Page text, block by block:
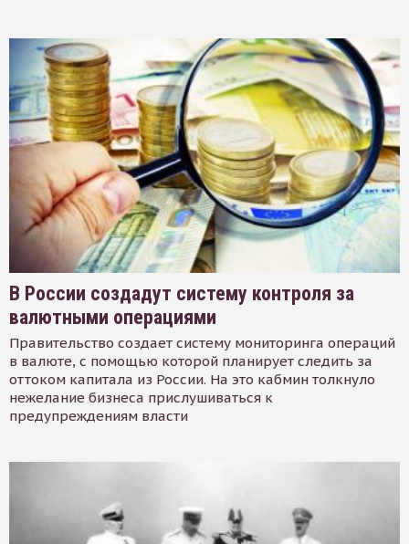
В России создадут систему контроля за
валютными операциями
Правительство создает систему мониторинга операций
в валюте, с помощью которой планирует следить за
оттоком капитала из России. На это кабмин толкнуло
нежелание бизнеса прислушиваться к
предупреждениям власти